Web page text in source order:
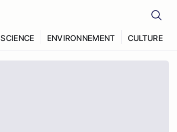
SCIENCE ENVIRONNEMENT CULTURE